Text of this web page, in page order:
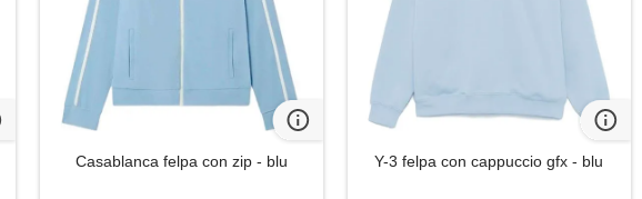
Casablanca felpa con zip - blu Y-3 felpa con cappuccio gfx - blu